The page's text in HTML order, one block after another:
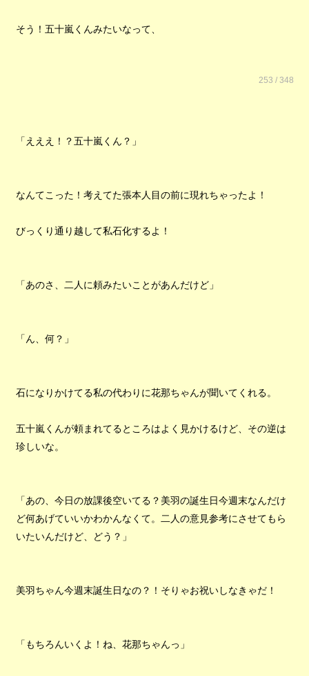
そう！五十嵐くんみたいなって、
253 / 348
「えええ！？五十嵐くん？」
なんてこった！考えてた張本人目の前に現れちゃったよ！
びっくり通り越して私石化するよ！
「あのさ、二人に頼みたいことがあんだけど」
「ん、何？」
石になりかけてる私の代わりに花那ちゃんが聞いてくれる。
五十嵐くんが頼まれてるところはよく見かけるけど、その逆は
珍しいな。
「あの、今日の放課後空いてる？美羽の誕生日今週末なんだけ
ど何あげていいかわかんなくて。二人の意見参考にさせてもら
いたいんだけど、どう？」
美羽ちゃん今週末誕生日なの？！そりゃお祝いしなきゃだ！
「もちろんいくよ！ね、花那ちゃんっ」